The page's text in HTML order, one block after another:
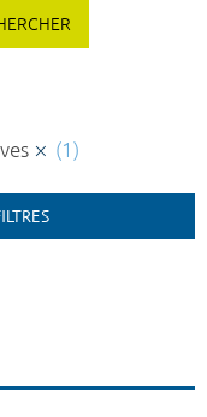
(1)